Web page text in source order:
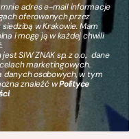
adres e-mail informacje
oferowanych przez
siedzibą w Krakowie. Mam
i mogę ją w każdej chwili
SIW ZNAK sp. z o.o., dane
marketingowych.
danych osobowych, w tym
znaleźć wPolityce
.